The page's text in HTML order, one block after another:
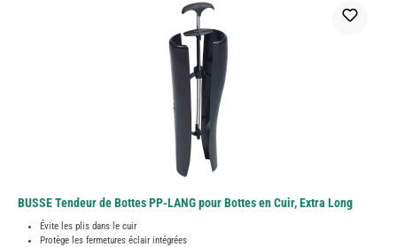
BUSSE Tendeur de Bottes PP-LANG pour Bottes en Cuir, Extra Long
Évite les plis dans le cuir
Protège les fermetures éclair intégrées